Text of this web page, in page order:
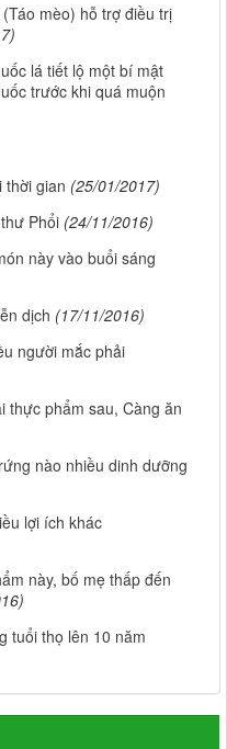
mèo) hỗ trợ điều trị
lá tiết lộ một bí mật
trước khi quá muộn
thời gian (25/01/2017)
Phổi (24/11/2016)
này vào buổi sáng
dịch (17/11/2016)
người mắc phải
thực phẩm sau, Càng ăn
nào nhiều dinh dưỡng
lợi ích khác
này, bố mẹ thấp đến
tuổi thọ lên 10 năm